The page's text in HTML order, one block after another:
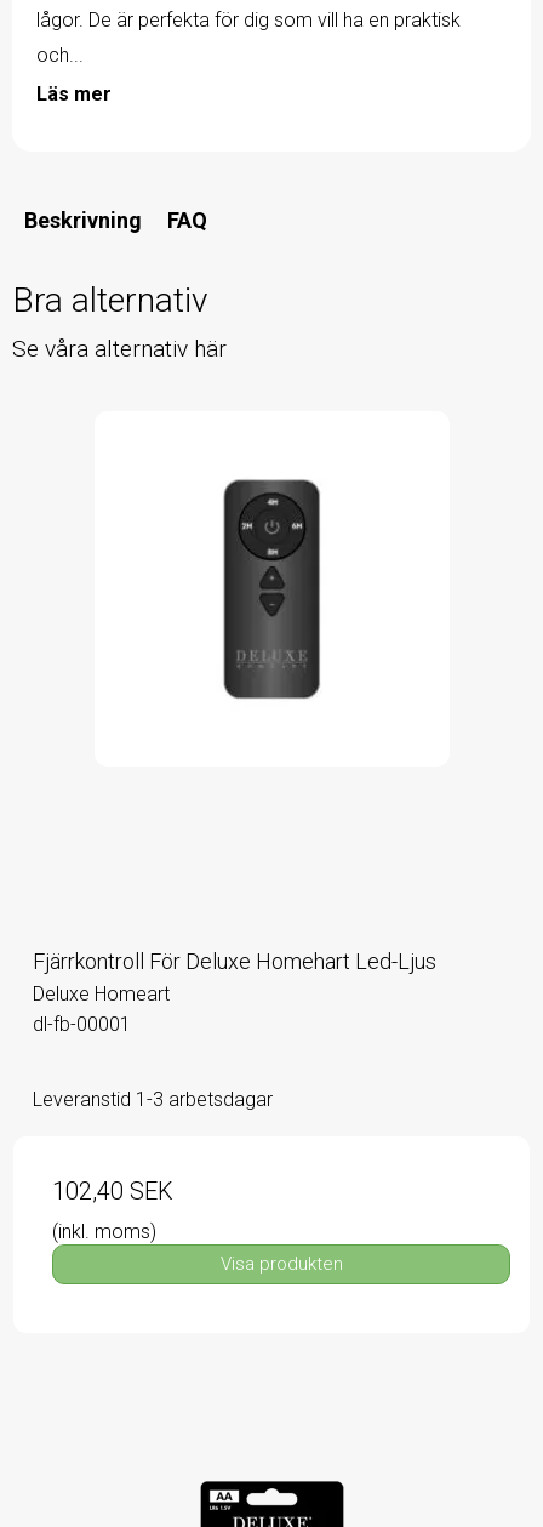
lågor. De är perfekta för dig som vill ha en praktisk
och...
Läs mer
Beskrivning FAQ
Bra alternativ
Se våra alternativ här
Fjärrkontroll För Deluxe Homehart Led-Ljus
Deluxe Homeart
dl-fb-00001
Leveranstid 1-3 arbetsdagar
102,40 SEK
(inkl. moms)
Visa produkten